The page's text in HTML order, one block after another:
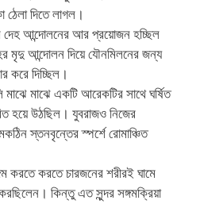
ঠেলা দিতে লাগল।
দেহ আন্দোলনের আর প্রয়োজন হচ্ছিল
মৃদু আন্দোলন দিয়ে যৌনমিলনের জন্য
করে দিচ্ছিল।
মাঝে একটি আরেকটির সাথে ঘর্ষিত
হয়ে উঠছিল। যুবরাজও নিজের
স্তনবৃন্তের স্পর্শে রোমাঞ্চিত
করতে করতে চারজনের শরীরই ঘামে
কিন্তু এত সুন্দর সঙ্গমক্রিয়া